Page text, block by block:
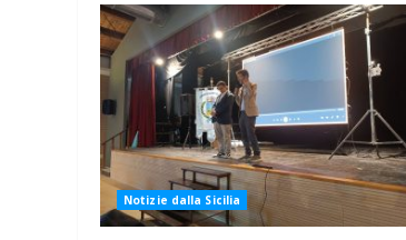
Notizie dalla Sicilia